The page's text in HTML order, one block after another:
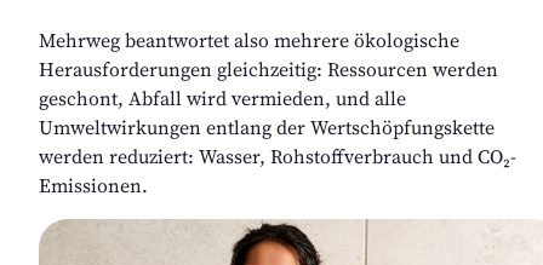
Mehrweg beantwortet also mehrere ökologische
Herausforderungen gleichzeitig: Ressourcen werden
geschont, Abfall wird vermieden, und alle
Umweltwirkungen entlang der Wertschöpfungskette
werden reduziert: Wasser, Rohstoffverbrauch und CO₂-
Emissionen.